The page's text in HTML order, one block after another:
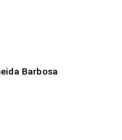
Barbosa